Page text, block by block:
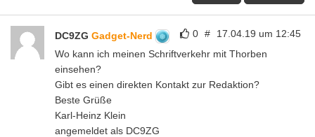
0 # 17.04.19 um 12:45
DC9ZG Gadget-Nerd
Wo kann ich meinen Schriftverkehr mit Thorben
einsehen?
Gibt es einen direkten Kontakt zur Redaktion?
Beste Grüße
Karl-Heinz Klein
angemeldet als DC9ZG